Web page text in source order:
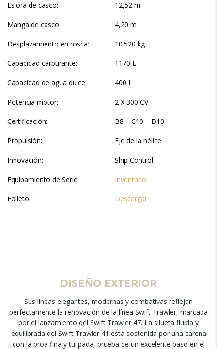
Eslora de casco: 12,52 m
Manga de casco: 4,20 m
Desplazamiento en rosca: 10.520 kg
Capacidad carburante: 1170 L
Capacidad de agua dulce: 400 L
Potencia motor: 2 X 300 CV
Certificación: B8 – C10 – D10
Propulsión: Eje de la hélice
Innovación: Ship Control
Equipamiento de Serie: Inventario
Folleto: Descargar
DISEÑO EXTERIOR
Sus líneas elegantes, modernas y combativas reflejan
perfectamente la renovación de la línea Swift Trawler, marcada
por el lanzamiento del Swift Trawler 47. La silueta fluida y
equilibrada del Swift Trawler 41 está sostenida por una carena
con la proa fina y tulipada, prueba de un excelente paso en el